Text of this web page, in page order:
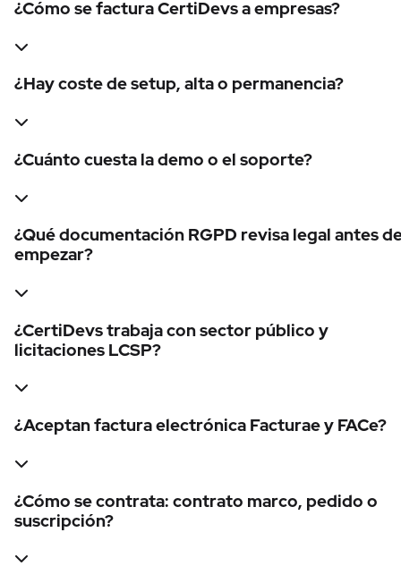
¿Cómo se factura CertiDevs a empresas?
¿Hay coste de setup, alta o permanencia?
¿Cuánto cuesta la demo o el soporte?
¿Qué documentación RGPD revisa legal antes
empezar?
¿CertiDevs trabaja con sector público y
licitaciones LCSP?
¿Aceptan factura electrónica Facturae y FACe?
¿Cómo se contrata: contrato marco, pedido o
suscripción?